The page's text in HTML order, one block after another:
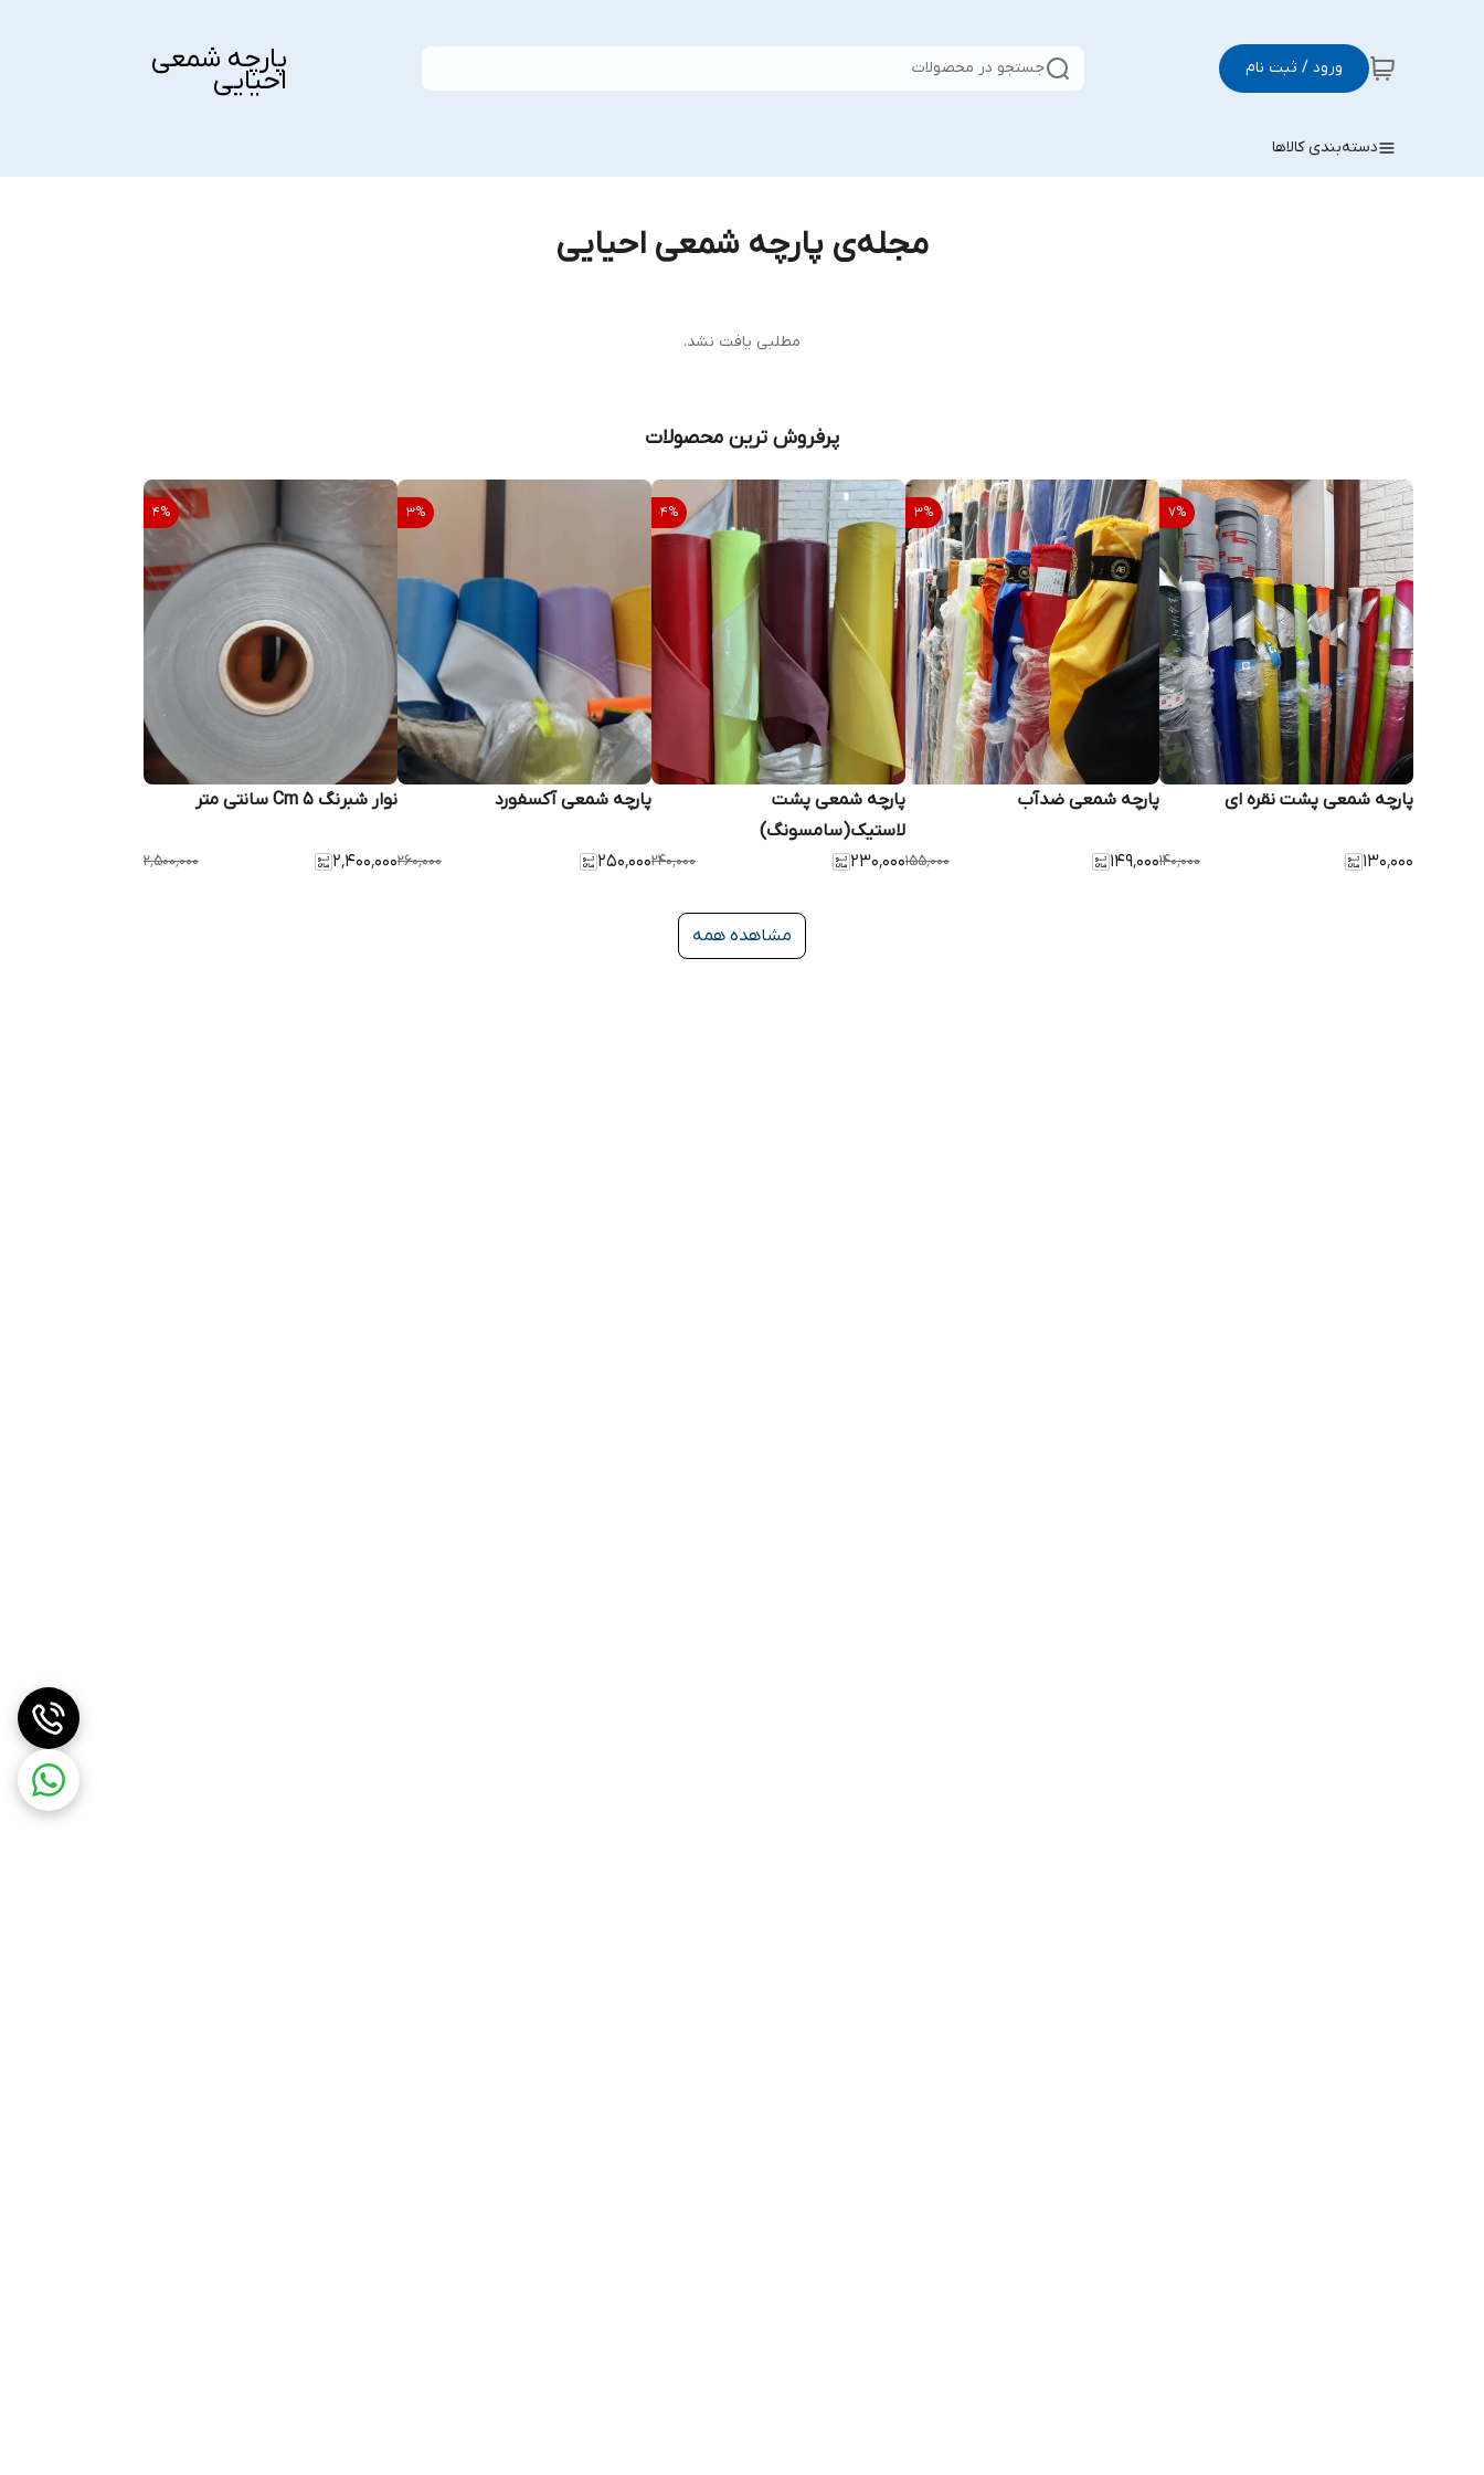
ورود / ثبت نام جستجو در محصولات پارچه شمعی
احیایی
دسته‌بندی کالاها
مجله‌ی پارچه شمعی احیایی
مطلبی یافت نشد.
پرفروش ترین محصولات
7%
پارچه شمعی پشت نقره ای
۱۳۰٬۰۰۰ ۱۴۰٬۰۰۰
3%
پارچه شمعی ضدآب
۱۴۹٬۰۰۰ ۱۵۵٬۰۰۰
4%
پارچه شمعی پشت
لاستیک(سامسونگ)
۲۳۰٬۰۰۰
۲۴۰٬۰۰۰
3%
پارچه شمعی آکسفورد
۲۵۰٬۰۰۰ ۲۶۰٬۰۰۰
4%
نوار شبرنگ 5 Cm سانتی متر
۲٬۴۰۰٬۰۰۰ ۲٬۵۰۰٬۰۰۰
مشاهده همه